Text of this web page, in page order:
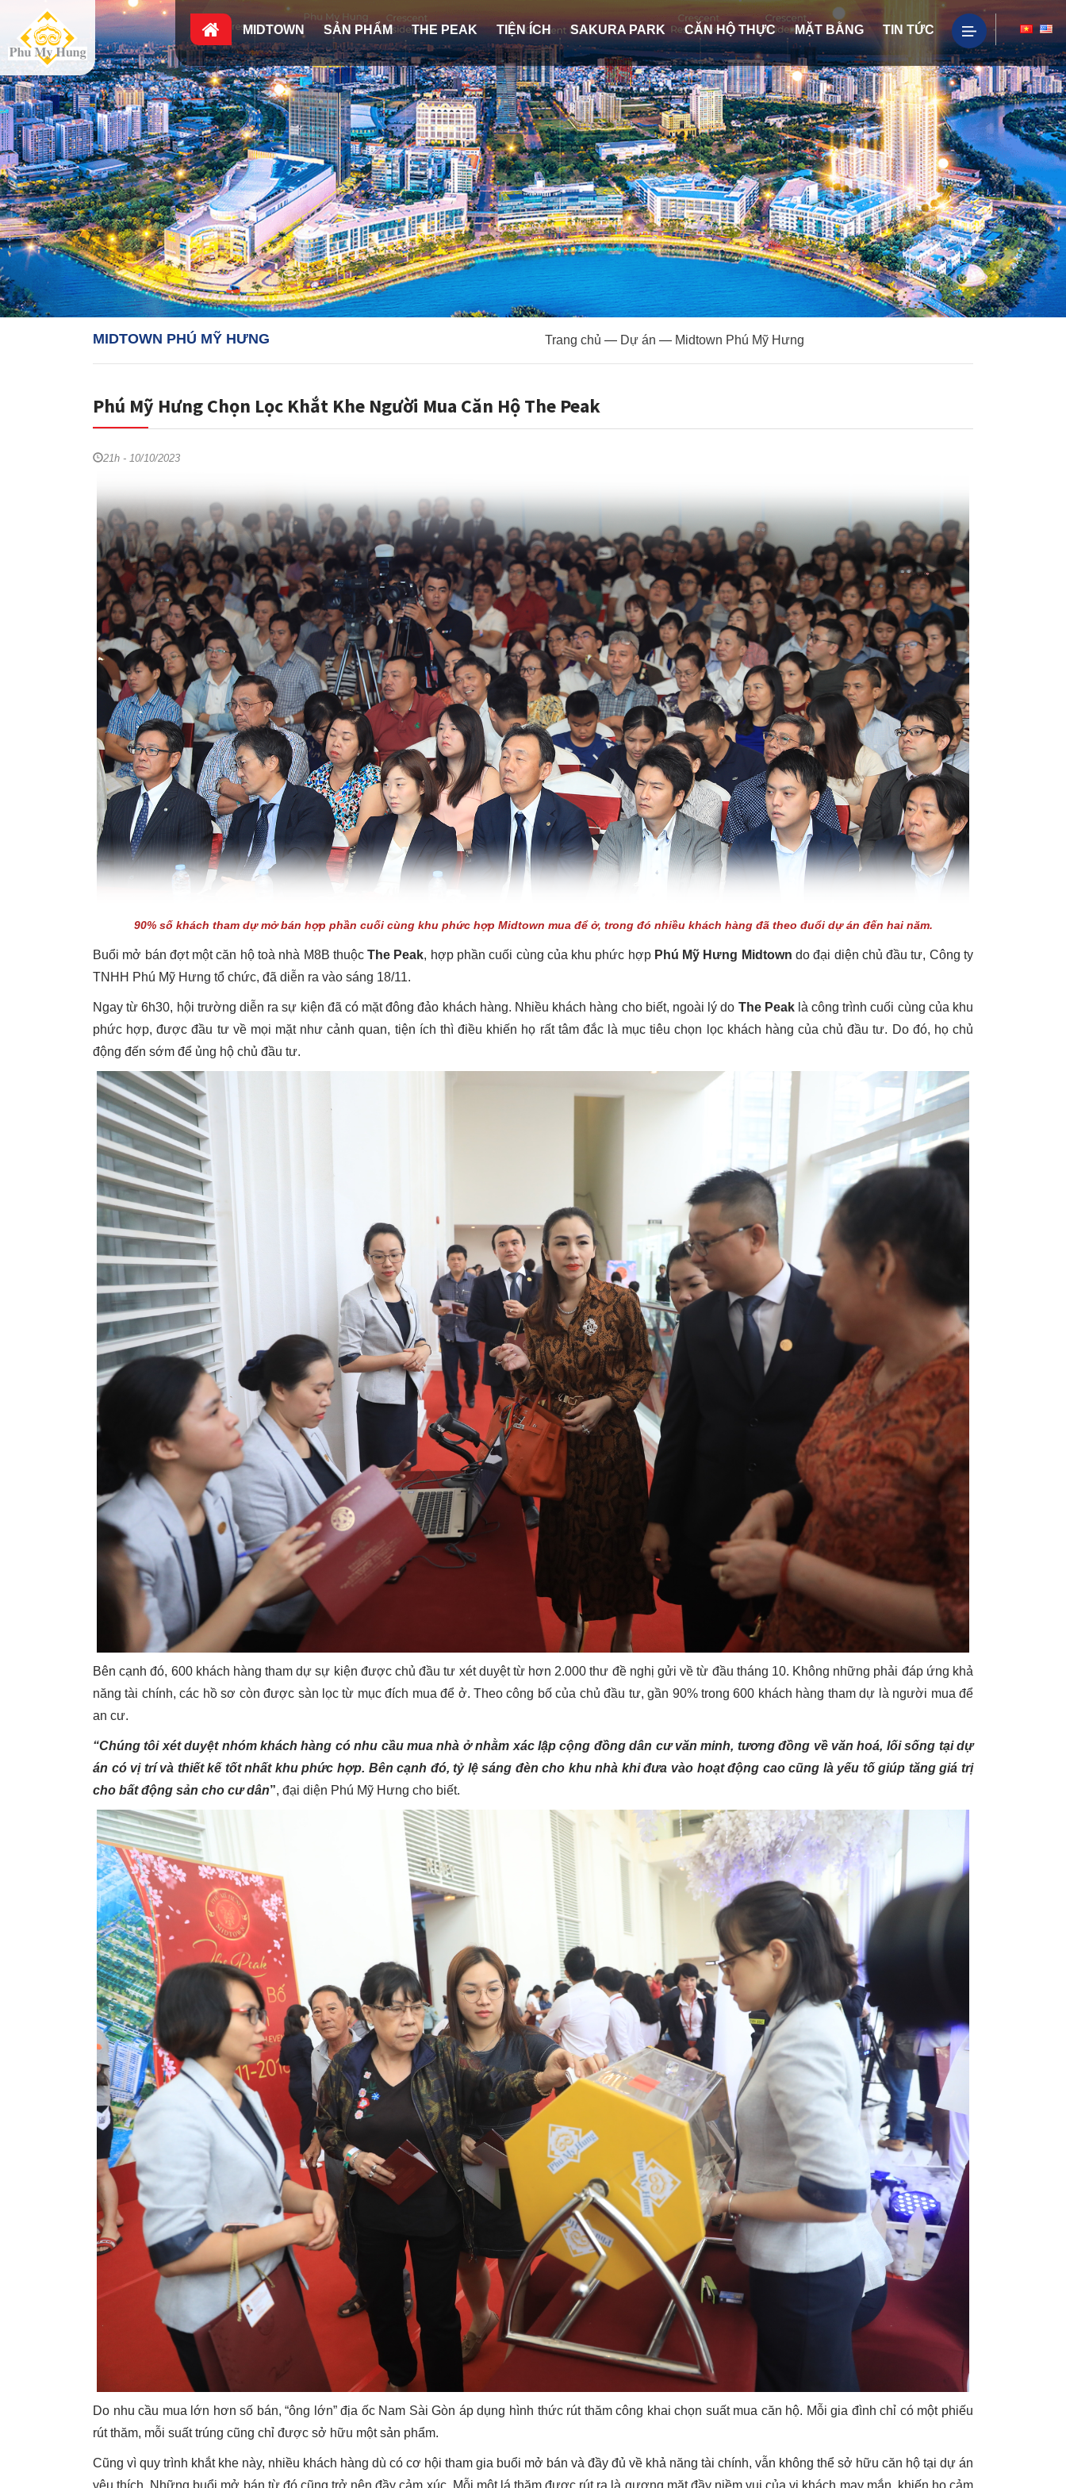
MIDTOWN SẢN PHẨM THE PEAK TIỆN ÍCH SAKURA PARK CĂN HỘ THỰC MẶT BẰNG TIN TỨC
MIDTOWN PHÚ MỸ HƯNG Trang chủ — Dự án — Midtown Phú Mỹ Hưng
Phú Mỹ Hưng Chọn Lọc Khắt Khe Người Mua Căn Hộ The Peak
21h - 10/10/2023
90% số khách tham dự mở bán hợp phần cuối cùng khu phức hợp Midtown mua để ở, trong đó nhiều khách hàng đã theo đuổi dự án đến hai năm.
Buổi mở bán đợt một căn hộ toà nhà M8B thuộcThe Peak, hợp phần cuối cùng của khu phức hợp Phú Mỹ Hưng Midtown do đại diện chủ đầu tư, Công ty
TNHH Phú Mỹ Hưng tổ chức, đã diễn ra vào sáng 18/11.
Ngay từ 6h30, hội trường diễn ra sự kiện đã có mặt đông đảo khách hàng. Nhiều khách hàng cho biết, ngoài lý do The Peaklà công trình cuối cùng của khu
phức hợp, được đầu tư về mọi mặt như cảnh quan, tiện ích thì điều khiến họ rất tâm đắc là mục tiêu chọn lọc khách hàng của chủ đầu tư. Do đó, họ chủ
động đến sớm để ủng hộ chủ đầu tư.
Bên cạnh đó, 600 khách hàng tham dự sự kiện được chủ đầu tư xét duyệt từ hơn 2.000 thư đề nghị gửi về từ đầu tháng 10. Không những phải đáp ứng khả
năng tài chính, các hồ sơ còn được sàn lọc từ mục đích mua để ở. Theo công bố của chủ đầu tư, gần 90% trong 600 khách hàng tham dự là người mua để
an cư.
“Chúng tôi xét duyệt nhóm khách hàng có nhu cầu mua nhà ở nhằm xác lập cộng đồng dân cư văn minh, tương đồng về văn hoá, lối sống tại dự
án có vị trí và thiết kế tốt nhất khu phức hợp. Bên cạnh đó, tỷ lệ sáng đèn cho khu nhà khi đưa vào hoạt động cao cũng là yếu tố giúp tăng giá trị
cho bất động sản cho cư dân”, đại diện Phú Mỹ Hưng cho biết.
Do nhu cầu mua lớn hơn số bán, “ông lớn” địa ốc Nam Sài Gòn áp dụng hình thức rút thăm công khai chọn suất mua căn hộ. Mỗi gia đình chỉ có một phiếu
rút thăm, mỗi suất trúng cũng chỉ được sở hữu một sản phẩm.
Cũng vì quy trình khắt khe này, nhiều khách hàng dù có cơ hội tham gia buổi mở bán và đầy đủ về khả năng tài chính, vẫn không thể sở hữu căn hộ tại dự án
yêu thích. Những buổi mở bán từ đó cũng trở nên đầy cảm xúc. Mỗi một lá thăm được rút ra là gương mặt đầy niềm vui của vị khách may mắn, khiến họ cảm